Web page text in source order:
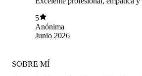
5
Anónima
Junio 2026
SOBRE MÍ